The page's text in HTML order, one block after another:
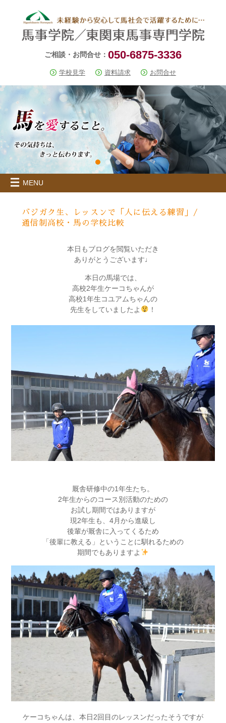
ご相談・お問合せ： 050-6875-3336
学校見学 資料請求 お問合せ
MENU
バジガク生、レッスンで「人に伝える練習」/
通信制高校・馬の学校比較
本日もブログを閲覧いただき
ありがとうございます♩
本日の馬場では、
高校2年生ケーコちゃんが
高校1年生コユアムちゃんの
先生をしていましたよ
！
厩舎研修中の1年生たち。
2年生からのコース別活動のための
お試し期間ではありますが
現2年生も、4月から進級し
後輩が厩舎に入ってくるため
「後輩に教える」ということに馴れるための
期間でもありますよ
ケーコちゃんは、本日2回目のレッスンだったそうですが